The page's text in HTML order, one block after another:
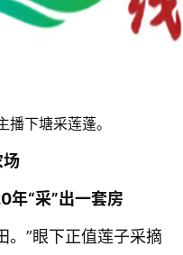
下塘采莲蓬。
年“采”出一套房
。”眼下正值莲子采摘